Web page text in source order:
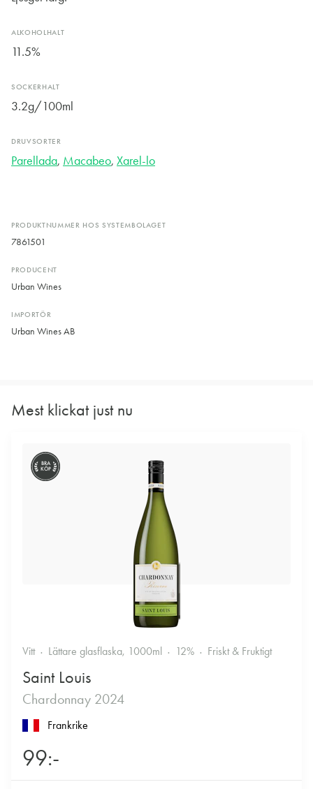
PRODUKTNUMMER HOS SYSTEMBOLAGET
7861501
PRODUCENT
Urban Wines
IMPORTÖR
Urban Wines AB
ALKOHOLHALT
11.5%
SOCKERHALT
3.2g/100ml
DRUVSORTER
Parellada, Macabeo, Xarel-lo
Mest klickat just nu
BRA
KÖP
Vitt Lättare glasflaska, 1000ml 12% Friskt & Fruktigt
Saint Louis
Chardonnay 2024
Frankrike
99:-